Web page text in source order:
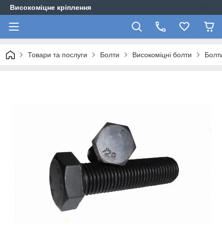
Високоміцне кріплення
Товари та послуги Болти Високоміцні болти